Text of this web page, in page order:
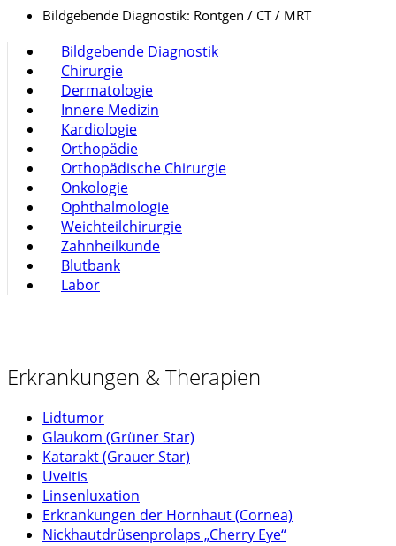
Bildgebende Diagnostik: Röntgen / CT / MRT
Bildgebende Diagnostik
Chirurgie
Dermatologie
Innere Medizin
Kardiologie
Orthopädie
Orthopädische Chirurgie
Onkologie
Ophthalmologie
Weichteilchirurgie
Zahnheilkunde
Blutbank
Labor
Erkrankungen & Therapien
Lidtumor
Glaukom (Grüner Star)
Katarakt (Grauer Star)
Uveitis
Linsenluxation
Erkrankungen der Hornhaut (Cornea)
Nickhautdrüsenprolaps „Cherry Eye“